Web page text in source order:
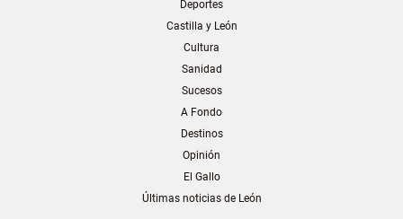
Deportes
Castilla y León
Cultura
Sanidad
Sucesos
A Fondo
Destinos
Opinión
El Gallo
Últimas noticias de León